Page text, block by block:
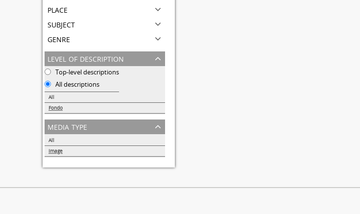
place
subject
genre
level of description
Top-level descriptions
All descriptions
All
Fondo
1
media type
All
Image